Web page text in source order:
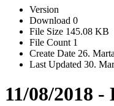
Version
Download 0
File Size 145.08 KB
File Count 1
Create Date 26.
Last Updated 30.
11/08/2018